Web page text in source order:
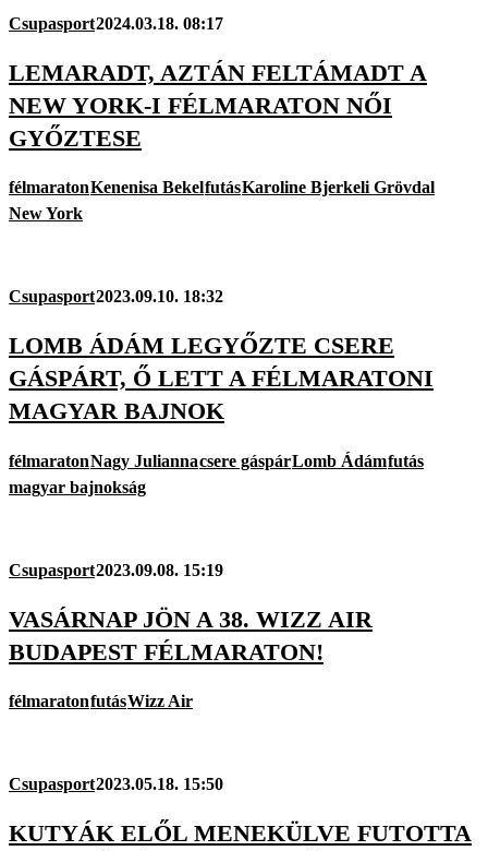
Csupasport2024.03.18. 08:17
LEMARADT, AZTÁN FELTÁMADT A
NEW YORK-I FÉLMARATON NŐI
GYŐZTESE
félmaratonKenenisa BekelfutásKaroline Bjerkeli Grövdal
New York
Csupasport2023.09.10. 18:32
LOMB ÁDÁM LEGYŐZTE CSERE
GÁSPÁRT, Ő LETT A FÉLMARATONI
MAGYAR BAJNOK
félmaratonNagy Juliannacsere gáspárLomb Ádámfutás
magyar bajnokság
Csupasport2023.09.08. 15:19
VASÁRNAP JÖN A 38. WIZZ AIR
BUDAPEST FÉLMARATON!
félmaratonfutásWizz Air
Csupasport2023.05.18. 15:50
KUTYÁK ELŐL MENEKÜLVE FUTOTTA